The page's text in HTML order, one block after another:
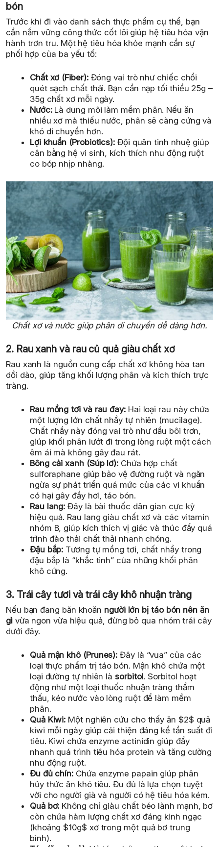
bón
Trước khi đi vào danh sách thực phẩm cụ thể, bạn
cần nắm vững công thức cốt lõi giúp hệ tiêu hóa vận
hành trơn tru. Một hệ tiêu hóa khỏe mạnh cần sự
phối hợp của ba yếu tố:
Chất xơ (Fiber):Đóng vai trò như chiếc chổi
quét sạch chất thải. Bạn cần nạp tối thiểu 25g –
35g chất xơ mỗi ngày.
Nước:Là dung môi làm mềm phân. Nếu ăn
nhiều xơ mà thiếu nước, phân sẽ càng cứng và
khó di chuyển hơn.
Lợi khuẩn (Probiotics): Đội quân tinh nhuệ giúp
cân bằng hệ vi sinh, kích thích nhu động ruột
co bóp nhịp nhàng.
Chất xơ và nước giúp phân di chuyển dễ dàng hơn.
2. Rau xanh và rau củ quả giàu chất xơ
Rau xanh là nguồn cung cấp chất xơ không hòa tan
dồi dào, giúp tăng khối lượng phân và kích thích trực
tràng.
Rau mồng tơi và rau đay:Hai loại rau này chứa
một lượng lớn chất nhầy tự nhiên (mucilage).
Chất nhầy này đóng vai trò như dầu bôi trơn,
giúp khối phân lướt đi trong lòng ruột một cách
êm ái mà không gây đau rát.
Bông cải xanh (Súp lơ): Chứa hợp chất
sulforaphane giúp bảo vệ đường ruột và ngăn
ngừa sự phát triển quá mức của các vi khuẩn
có hại gây đầy hơi, táo bón.
Rau lang: Đây là bài thuốc dân gian cực kỳ
hiệu quả. Rau lang giàu chất xơ và các vitamin
nhóm B, giúp kích thích vị giác và thúc đẩy quá
trình đào thải chất thải nhanh chóng.
Đậu bắp: Tương tự mồng tơi, chất nhầy trong
đậu bắp là “khắc tinh” của những khối phân
khô cứng.
3. Trái cây tươi và trái cây khô nhuận tràng
Nếu bạn đang băn khoăn người lớn bị táo bón nên ăn
gìvừa ngon vừa hiệu quả, đừng bỏ qua nhóm trái cây
dưới đây.
Quả mận khô (Prunes): Đây là “vua” của các
loại thực phẩm trị táo bón. Mận khô chứa một
loại đường tự nhiên làsorbitol. Sorbitol hoạt
động như một loại thuốc nhuận tràng thẩm
thấu, kéo nước vào lòng ruột để làm mềm
phân.
Quả Kiwi: Một nghiên cứu cho thấy ăn $2$ quả
kiwi mỗi ngày giúp cải thiện đáng kể tần suất đi
tiêu. Kiwi chứa enzyme actinidin giúp đẩy
nhanh quá trình tiêu hóa protein và tăng cường
nhu động ruột.
Đu đủ chín: Chứa enzyme papain giúp phân
hủy thức ăn khó tiêu. Đu đủ là lựa chọn tuyệt
vời cho người già và người có hệ tiêu hóa kém.
Quả bơ: Không chỉ giàu chất béo lành mạnh, bơ
còn chứa hàm lượng chất xơ đáng kinh ngạc
(khoảng $10g$ xơ trong một quả bơ trung
bình).